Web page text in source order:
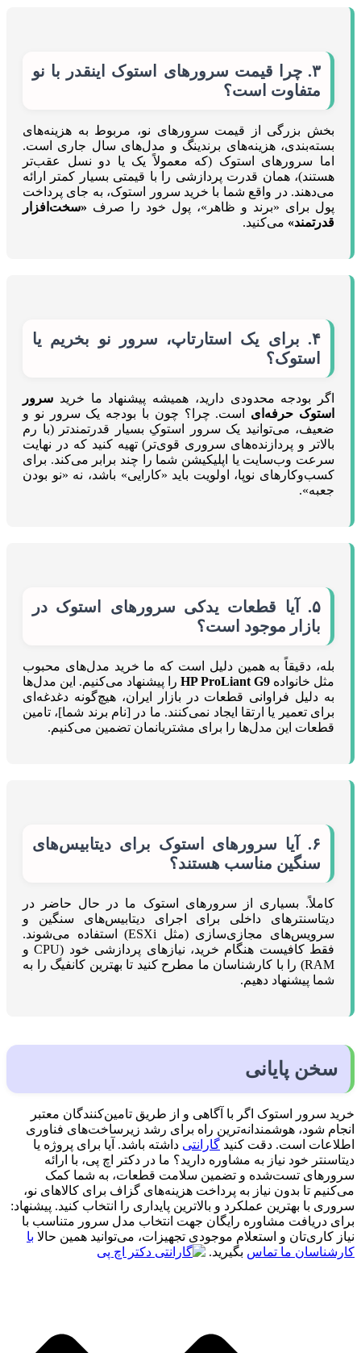
۳. چرا قیمت سرورهای استوک اینقدر با نو
متفاوت است؟
بخش بزرگی از قیمت سرورهای نو، مربوط به هزینه‌های
بسته‌بندی، هزینه‌های برندینگ و مدل‌های سال جاری است.
اما سرورهای استوک (که معمولاً یک یا دو نسل عقب‌تر
هستند)، همان قدرت پردازشی را با قیمتی بسیار کمتر ارائه
می‌دهند. در واقع شما با خرید سرور استوک، به جای پرداخت
پول برای «برند و ظاهر»، پول خود را صرف «سخت‌افزار
قدرتمند» می‌کنید.
۴. برای یک استارتاپ، سرور نو بخریم یا
استوک؟
اگر بودجه محدودی دارید، همیشه پیشنهاد ما خرید سرور
استوک حرفه‌ای است. چرا؟ چون با بودجه یک سرور نو و
ضعیف، می‌توانید یک سرور استوکِ بسیار قدرتمندتر (با رم
بالاتر و پردازنده‌های سروری قوی‌تر) تهیه کنید که در نهایت
سرعت وب‌سایت یا اپلیکیشن شما را چند برابر می‌کند. برای
کسب‌وکارهای نوپا، اولویت باید «کارایی» باشد، نه «نو بودن
جعبه».
۵. آیا قطعات یدکی سرورهای استوک در
بازار موجود است؟
بله، دقیقاً به همین دلیل است که ما خرید مدل‌های محبوب
مثل خانواده HP ProLiant G9 را پیشنهاد می‌کنیم. این مدل‌ها
به دلیل فراوانی قطعات در بازار ایران، هیچ‌گونه دغدغه‌ای
برای تعمیر یا ارتقا ایجاد نمی‌کنند. ما در [نام برند شما]، تامین
قطعات این مدل‌ها را برای مشتریانمان تضمین می‌کنیم.
۶. آیا سرورهای استوک برای دیتابیس‌های
سنگین مناسب هستند؟
کاملاً. بسیاری از سرورهای استوک ما در حال حاضر در
دیتاسنترهای داخلی برای اجرای دیتابیس‌های سنگین و
سرویس‌های مجازی‌سازی (مثل ESXi) استفاده می‌شوند.
فقط کافیست هنگام خرید، نیازهای پردازشی خود (CPU و
RAM) را با کارشناسان ما مطرح کنید تا بهترین کانفیگ را به
شما پیشنهاد دهیم.
سخن پایانی
خرید سرور استوک اگر با آگاهی و از طریق تامین‌کنندگان معتبر
انجام شود، هوشمندانه‌ترین راه برای رشد زیرساخت‌های فناوری
اطلاعات است. دقت کنید گارانتی داشته باشد. آیا برای پروژه یا
دیتاسنتر خود نیاز به مشاوره دارید؟ ما در دکتر اچ پی، با ارائه
سرورهای تست‌شده و تضمین سلامت قطعات، به شما کمک
می‌کنیم تا بدون نیاز به پرداخت هزینه‌های گزاف برای کالاهای نو،
سروری با بهترین عملکرد و بالاترین پایداری را انتخاب کنید. پیشنهاد:
برای دریافت مشاوره رایگان جهت انتخاب مدل سرور متناسب با
نیاز کاری‌تان و استعلام موجودی تجهیزات، می‌توانید همین حالا با
کارشناسان ما تماس بگیرید.